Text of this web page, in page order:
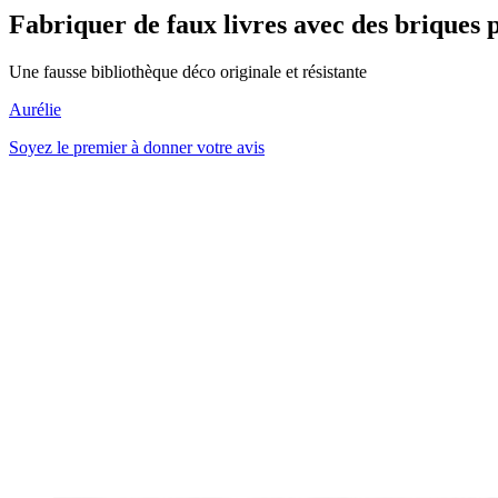
Fabriquer de faux livres avec des briques
Une fausse bibliothèque déco originale et résistante
Aurélie
Soyez le premier à donner votre avis